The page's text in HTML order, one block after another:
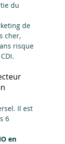
du
de
cher,
risque
Il est
6
en